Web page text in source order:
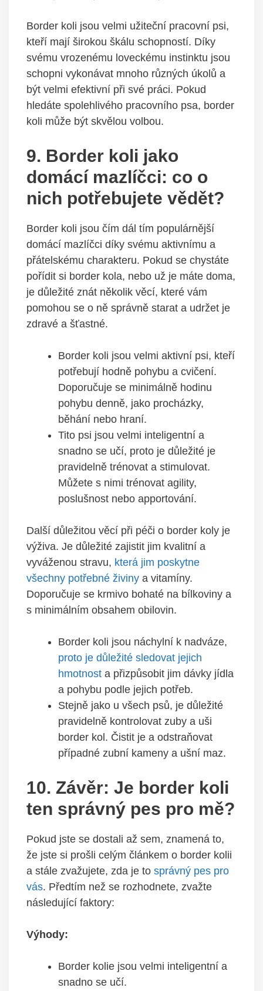
Border koli jsou velmi užiteční pracovní psi,
kteří mají širokou škálu schopností. Díky
svému vrozenému loveckému instinktu jsou
schopni vykonávat mnoho různých úkolů a
být velmi efektivní při své práci. Pokud
hledáte spolehlivého pracovního psa, border
koli může být skvělou volbou.
9. Border koli jako
domácí mazlíčci: co o
nich potřebujete vědět?
Border koli jsou čím dál tím populárnější
domácí mazlíčci díky svému aktivnímu a
přátelskému charakteru. Pokud se chystáte
pořídit si border kola, nebo už je máte doma,
je důležité znát několik věcí, které vám
pomohou se o ně správně starat a udržet je
zdravé a šťastné.
Border koli jsou velmi aktivní psi, kteří
potřebují hodně pohybu a cvičení.
Doporučuje se minimálně hodinu
pohybu denně, jako procházky,
běhání nebo hraní.
Tito psi jsou velmi inteligentní a
snadno se učí, proto je důležité je
pravidelně trénovat a stimulovat.
Můžete s nimi trénovat agility,
poslušnost nebo apportování.
Další důležitou věcí při péči o border koly je
výživa. Je důležité zajistit jim kvalitní a
vyváženou stravu, která jim poskytne
všechny potřebné živiny a vitamíny.
Doporučuje se krmivo bohaté na bílkoviny a
s minimálním obsahem obilovin.
Border koli jsou náchylní k nadváze,
proto je důležité sledovat jejich
hmotnost a přizpůsobit jim dávky jídla
a pohybu podle jejich potřeb.
Stejně jako u všech psů, je důležité
pravidelně kontrolovat zuby a uši
border kol. Čistit je a odstraňovat
případné zubní kameny a ušní maz.
10. Závěr: Je border koli
ten správný pes pro mě?
Pokud jste se dostali až sem, znamená to,
že jste si prošli celým článkem o border kolii
a stále zvažujete, zda je to správný pes pro
vás. Předtím než se rozhodnete, zvažte
následující faktory:
Výhody:
Border kolie jsou velmi inteligentní a
snadno se učí.